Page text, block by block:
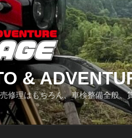
&
修理はもちろん、車検整備全般、